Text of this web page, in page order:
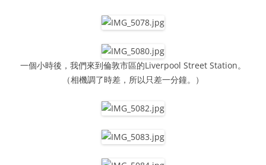
一個小時後，我們來到倫敦市區的Liverpool Street Station。
（相機調了時差，所以只差一分鐘。）